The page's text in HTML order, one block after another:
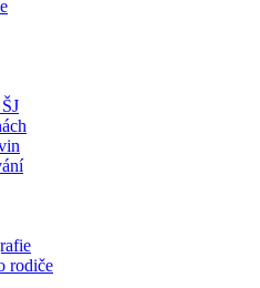
rodiče